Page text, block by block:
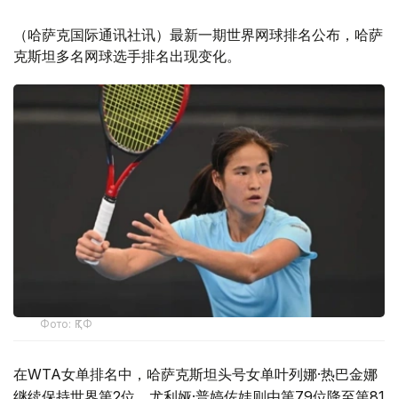
（哈萨克国际通讯社讯）最新一期世界网球排名公布，哈萨
克斯坦多名网球选手排名出现变化。
Фото: ҚТФ
在WTA女单排名中，哈萨克斯坦头号女单叶列娜·热巴金娜